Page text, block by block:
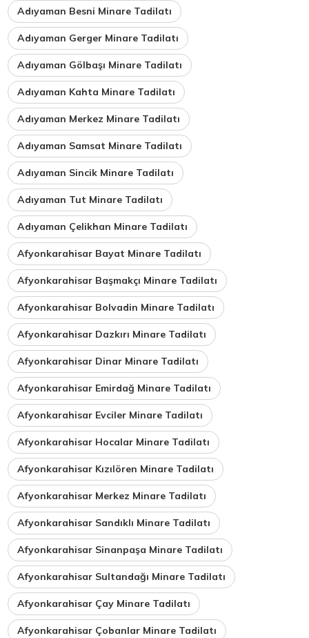
Adıyaman Besni Minare Tadilatı
Adıyaman Gerger Minare Tadilatı
Adıyaman Gölbaşı Minare Tadilatı
Adıyaman Kahta Minare Tadilatı
Adıyaman Merkez Minare Tadilatı
Adıyaman Samsat Minare Tadilatı
Adıyaman Sincik Minare Tadilatı
Adıyaman Tut Minare Tadilatı
Adıyaman Çelikhan Minare Tadilatı
Afyonkarahisar Bayat Minare Tadilatı
Afyonkarahisar Başmakçı Minare Tadilatı
Afyonkarahisar Bolvadin Minare Tadilatı
Afyonkarahisar Dazkırı Minare Tadilatı
Afyonkarahisar Dinar Minare Tadilatı
Afyonkarahisar Emirdağ Minare Tadilatı
Afyonkarahisar Evciler Minare Tadilatı
Afyonkarahisar Hocalar Minare Tadilatı
Afyonkarahisar Kızılören Minare Tadilatı
Afyonkarahisar Merkez Minare Tadilatı
Afyonkarahisar Sandıklı Minare Tadilatı
Afyonkarahisar Sinanpaşa Minare Tadilatı
Afyonkarahisar Sultandağı Minare Tadilatı
Afyonkarahisar Çay Minare Tadilatı
Afyonkarahisar Çobanlar Minare Tadilatı